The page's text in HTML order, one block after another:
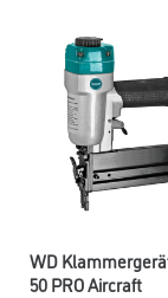
WD
50 PRO Aircraft